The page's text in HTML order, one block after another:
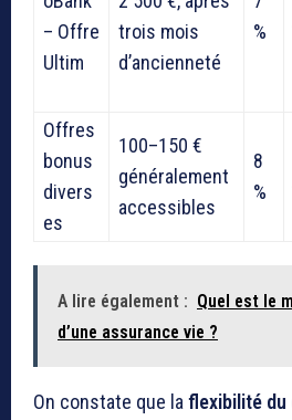
– Offre
Ultim
trois mois
d’ancienneté
%
Offres
bonus
divers
es
100–150 €
généralement
accessibles
8
%
A lire également : Quel est le
d’une assurance vie ?
On constate que la flexibilité du